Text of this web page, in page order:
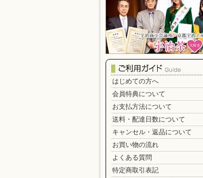
はじめての方へ
会員特典について
お支払方法について
送料・配達日数について
キャンセル・返品について
お買い物の流れ
よくある質問
特定商取引表記